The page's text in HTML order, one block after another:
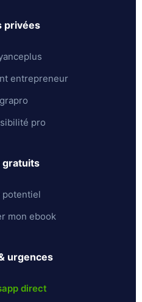
privées
entrepreneur
pro
gratuits
potentiel
mon ebook
urgences
direct